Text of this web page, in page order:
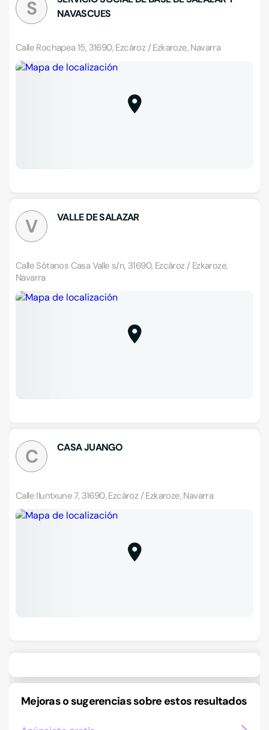
S
NAVASCUES
Calle Rochapea 15, 31690, Ezcároz / Ezkaroze, Navarra
V VALLE DE SALAZAR
Calle Sótanos Casa Valle s/n, 31690, Ezcároz / Ezkaroze,
Navarra
C CASA JUANGO
Calle Iluntxune 7, 31690, Ezcároz / Ezkaroze, Navarra
Mejoras o sugerencias sobre estos resultados